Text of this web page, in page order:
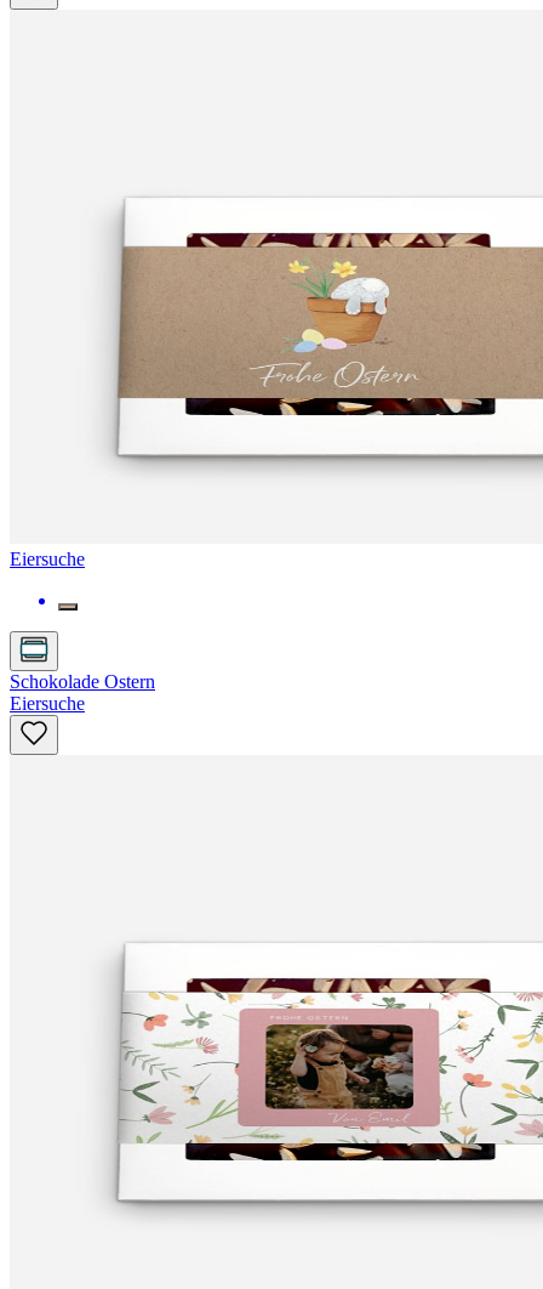
Eiersuche
Schokolade Ostern
Eiersuche